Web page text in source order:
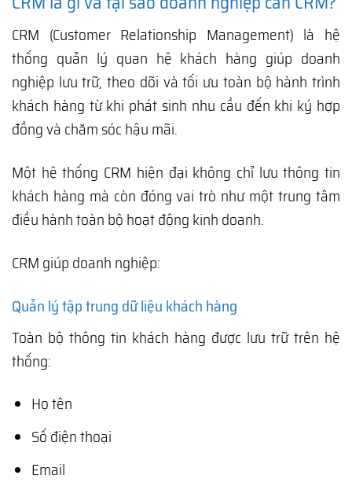
CRM (Customer Relationship Management) là hệ
thống quản lý quan hệ khách hàng giúp doanh
nghiệp lưu trữ, theo dõi và tối ưu toàn bộ hành trình
khách hàng từ khi phát sinh nhu cầu đến khi ký hợp
đồng và chăm sóc hậu mãi.
Một hệ thống CRM hiện đại không chỉ lưu thông tin
khách hàng mà còn đóng vai trò như một trung tâm
điều hành toàn bộ hoạt động kinh doanh.
CRM giúp doanh nghiệp:
Quản lý tập trung dữ liệu khách hàng
Toàn bộ thông tin khách hàng được lưu trữ trên hệ
thống:
Họ tên
Số điện thoại
Email